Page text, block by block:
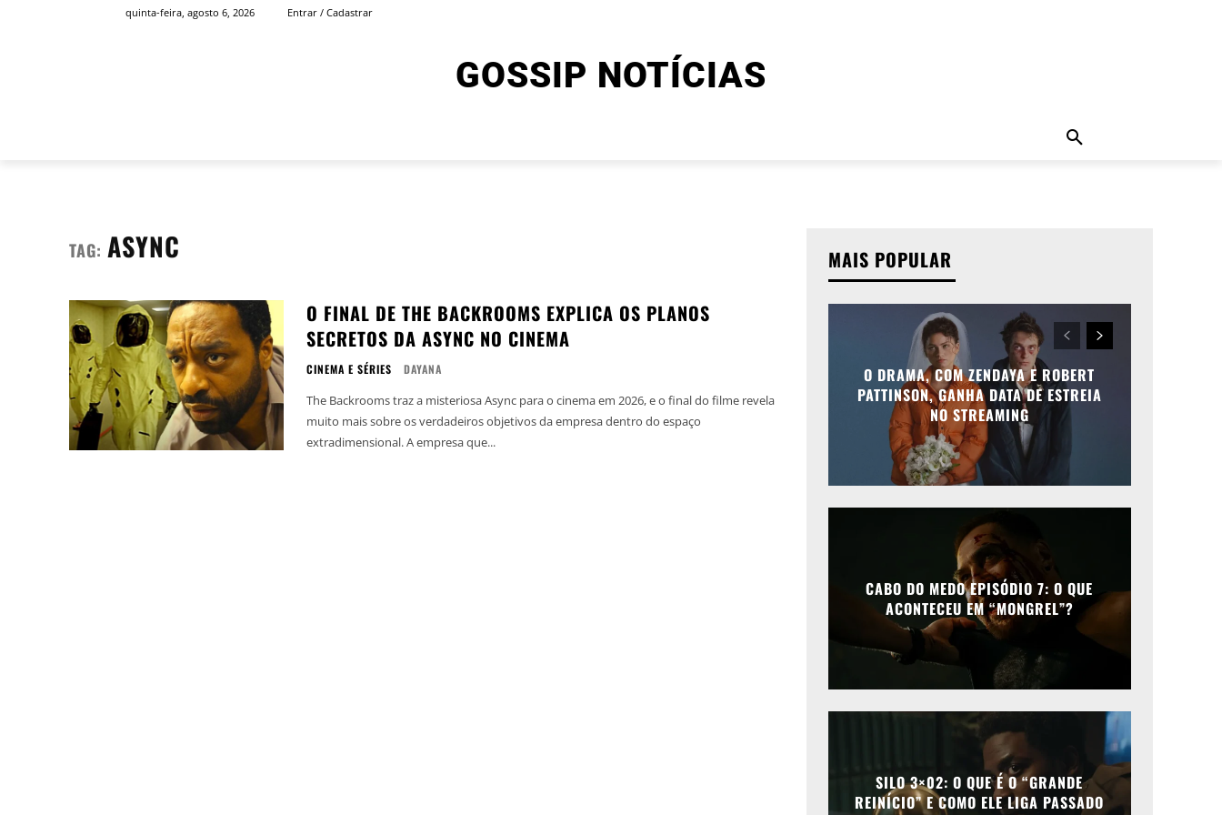
quinta-feira, agosto 6, 2026 Entrar / Cadastrar
GOSSIP NOTÍCIAS
TAG: ASYNC
O FINAL DE THE BACKROOMS EXPLICA OS PLANOS
SECRETOS DA ASYNC NO CINEMA
CINEMA E SÉRIES DAYANA
The Backrooms traz a misteriosa Async para o cinema em 2026, e o final do filme revela
muito mais sobre os verdadeiros objetivos da empresa dentro do espaço
extradimensional. A empresa que...
MAIS POPULAR
O DRAMA, COM ZENDAYA E ROBERT
PATTINSON, GANHA DATA DE ESTREIA
NO STREAMING
CABO DO MEDO EPISÓDIO 7: O QUE
ACONTECEU EM “MONGREL”?
SILO 3×02: O QUE É O “GRANDE
REINÍCIO” E COMO ELE LIGA PASSADO